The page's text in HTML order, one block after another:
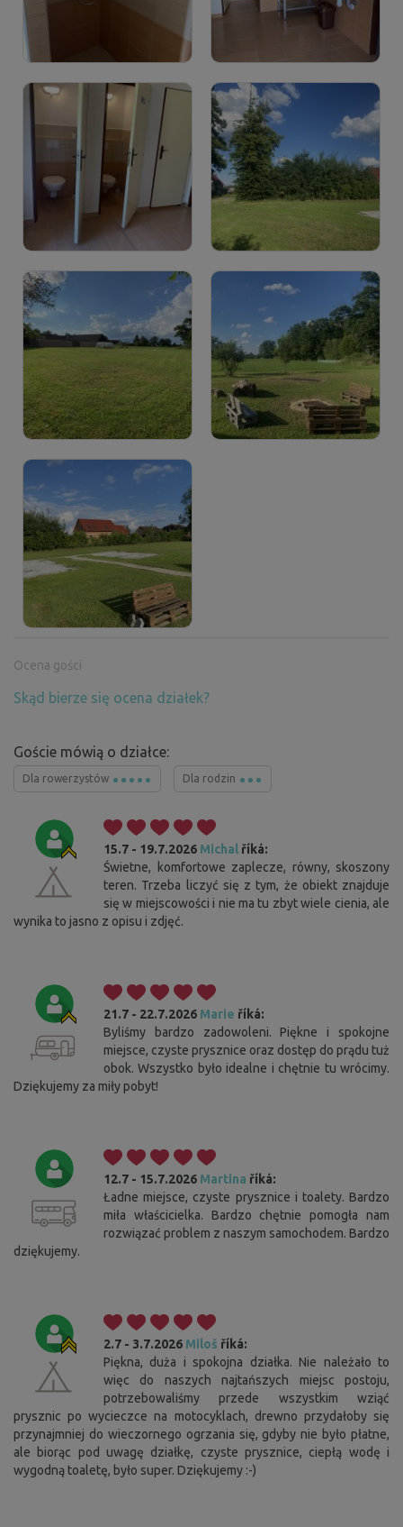
Ocena gości
Skąd bierze się ocena działek?
Goście mówią o działce:
Dla rowerzystów Dla rodzin
15.7 - 19.7.2026 Michal říká:
Świetne, komfortowe zaplecze, równy, skoszony
teren. Trzeba liczyć się z tym, że obiekt znajduje
się w miejscowości i nie ma tu zbyt wiele cienia, ale
wynika to jasno z opisu i zdjęć.
21.7 - 22.7.2026 Marie říká:
Byliśmy bardzo zadowoleni. Piękne i spokojne
miejsce, czyste prysznice oraz dostęp do prądu tuż
obok. Wszystko było idealne i chętnie tu wrócimy.
Dziękujemy za miły pobyt!
12.7 - 15.7.2026 Martina říká:
Ładne miejsce, czyste prysznice i toalety. Bardzo
miła właścicielka. Bardzo chętnie pomogła nam
rozwiązać problem z naszym samochodem. Bardzo
dziękujemy.
2.7 - 3.7.2026 Miloš říká:
Piękna, duża i spokojna działka. Nie należało to
więc do naszych najtańszych miejsc postoju,
potrzebowaliśmy przede wszystkim wziąć
prysznic po wycieczce na motocyklach, drewno przydałoby się
przynajmniej do wieczornego ogrzania się, gdyby nie było płatne,
ale biorąc pod uwagę działkę, czyste prysznice, ciepłą wodę i
wygodną toaletę, było super. Dziękujemy :-)